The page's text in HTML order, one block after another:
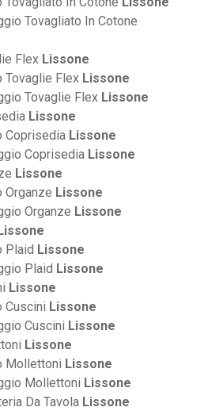
Tovagliato In Cotone
Flex Lissone
Tovaglie Flex Lissone
Tovaglie Flex Lissone
Lissone
Coprisedia Lissone
Coprisedia Lissone
Lissone
Organze Lissone
Organze Lissone
Lissone
Plaid Lissone
Plaid Lissone
Lissone
Cuscini Lissone
Cuscini Lissone
Lissone
Mollettoni Lissone
Mollettoni Lissone
Da Tavola Lissone